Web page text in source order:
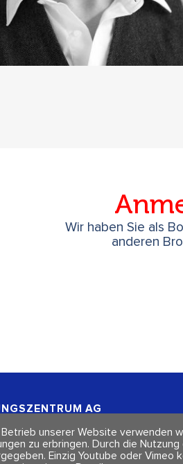
Wir haben Sie als
anderen
AG
Betrieb unserer Website verwenden
zu erbringen. Durch die
Einzig Youtube oder Vimeo